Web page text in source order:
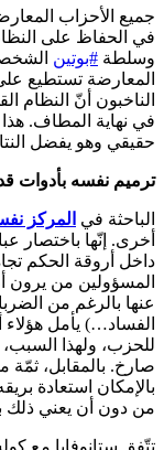
جميع الأحزاب
في الحفاظ على
وسلطة #بوتين
المعارضة تستطيع
الناخبون أنّ النظام
في نهاية المطاف. هذا
حقيقي وهو يفضل
ترميم نفسه بأدوات
الباحثة في المركز
أخرى. إنّها باختصار
داخل أروقة الحكم
المسؤولين من يرون
عنها بالرغم من
الفساد…) يأمل هؤلاء
للحزب، ولهذا
صارخ. بالمقابل، ثمّة
بالإمكان استعادة
من دون أن يعني ذلك
تتّفق ستانوفايا مع